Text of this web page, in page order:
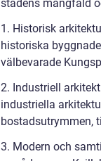
stadens mångfald
1. Historisk
historiska
välbevarade
2. Industriell
industriella
bostadsutrymmen,
3. Modern och